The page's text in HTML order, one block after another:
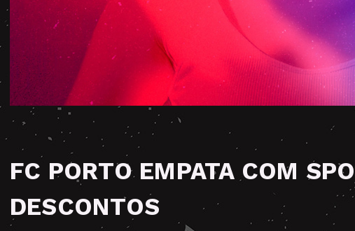
FC PORTO EMPATA COM
DESCONTOS